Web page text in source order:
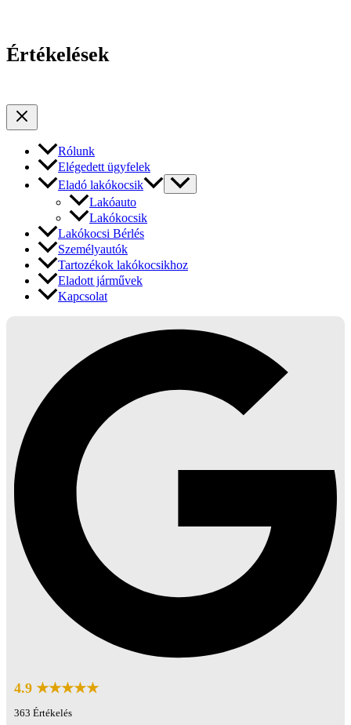
Értékelések
Rólunk
Elégedett ügyfelek
Eladó lakókocsik
Lakóauto
Lakókocsik
Lakókocsi Bérlés
Személyautók
Tartozékok lakókocsikhoz
Eladott járművek
Kapcsolat
4.9 ★★★★★
363 Értékelés